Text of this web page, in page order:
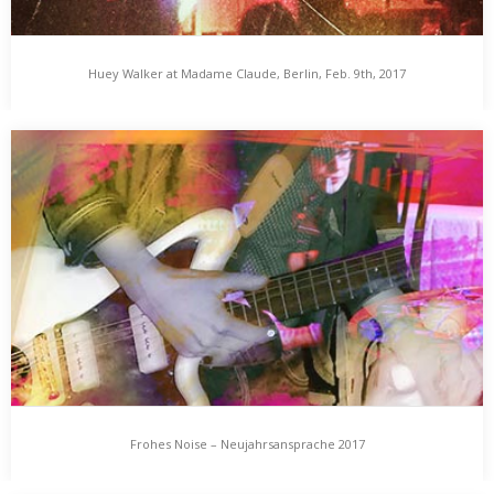
Huey Walker at Madame Claude, Berlin, Feb. 9th,
2017
Am 9. Februar 2017 spielte Huey Walker – neben Indian Wolf –
mal wieder bei Madame Claude in Berlin. Dieses mal arbeitete er
im Wesentlichen mit einem Pendel (einer Reise-Variante seiner
„Oscillations“-Installation) und einer Gitarre, ergänzt durch einige
synthetische Klänge.…
Huey Walker at Madame Claude, Berlin, Feb. 9th, 2017
Frohes Noise – Neujahrsansprache 2017